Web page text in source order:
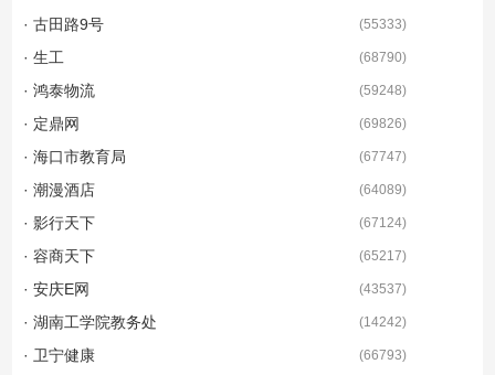
· 古田路9号 (55333)
· 生工 (68790)
· 鸿泰物流 (59248)
· 定鼎网 (69826)
· 海口市教育局 (67747)
· 潮漫酒店 (64089)
· 影行天下 (67124)
· 容商天下 (65217)
· 安庆E网 (43537)
· 湖南工学院教务处 (14242)
· 卫宁健康 (66793)